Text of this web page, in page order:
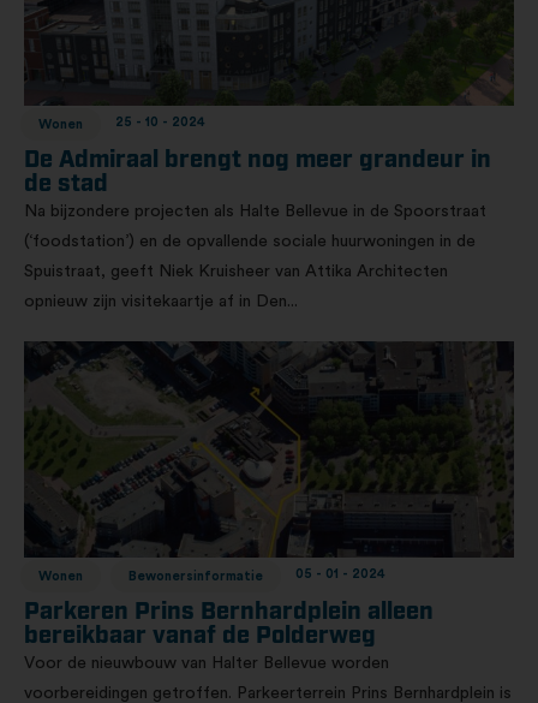
Wonen 25 - 10 - 2024
De Admiraal brengt nog meer grandeur in
de stad
Na bijzondere projecten als Halte Bellevue in de Spoorstraat
(‘foodstation’) en de opvallende sociale huurwoningen in de
Spuistraat, geeft Niek Kruisheer van Attika Architecten
opnieuw zijn visitekaartje af in Den...
Wonen Bewonersinformatie 05 - 01 - 2024
Parkeren Prins Bernhardplein alleen
bereikbaar vanaf de Polderweg
Voor de nieuwbouw van Halter Bellevue worden
voorbereidingen getroffen. Parkeerterrein Prins Bernhardplein is